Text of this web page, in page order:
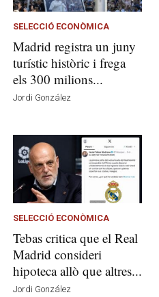
SELECCIÓ ECONÒMICA
Madrid registra un juny
turístic històric i frega
els 300 milions...
Jordi González
SELECCIÓ ECONÒMICA
Tebas critica que el Real
Madrid consideri
hipoteca allò que altres...
Jordi González